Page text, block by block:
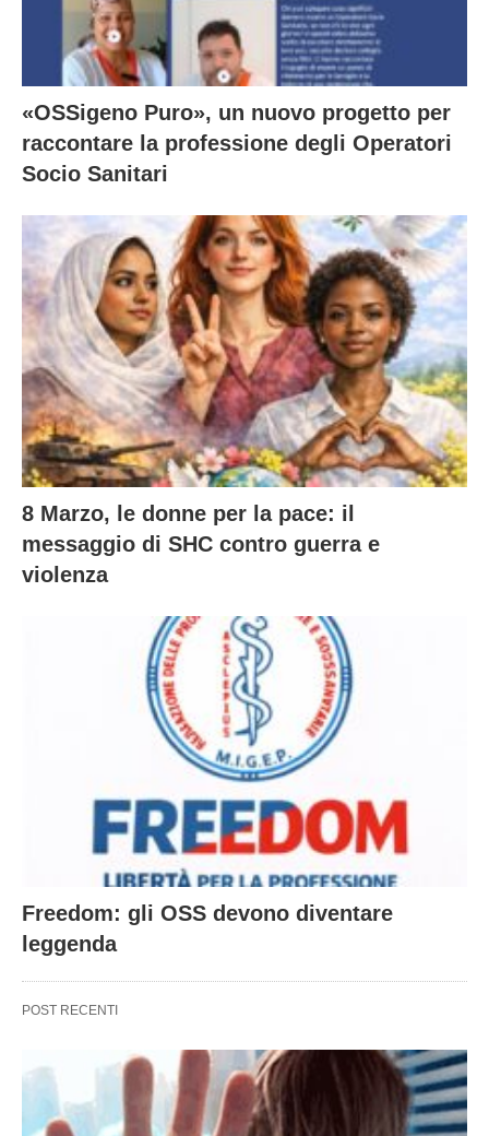
«OSSigeno Puro», un nuovo progetto per
raccontare la professione degli Operatori
Socio Sanitari
8 Marzo, le donne per la pace: il
messaggio di SHC contro guerra e
violenza
Freedom: gli OSS devono diventare
leggenda
POST RECENTI